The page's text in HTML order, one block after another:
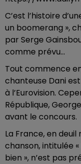
C’est l’histoire
un boomerang »,
par Serge
comme prévu…
Tout commence
chanteuse Dani
à l’Eurovision.
République,
avant le concours.
La France, en
chanson, intitulée
bien », n’est pas